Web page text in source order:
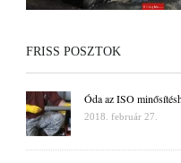
FRISS POSZTOK
Óda az ISO
2018. február 27.